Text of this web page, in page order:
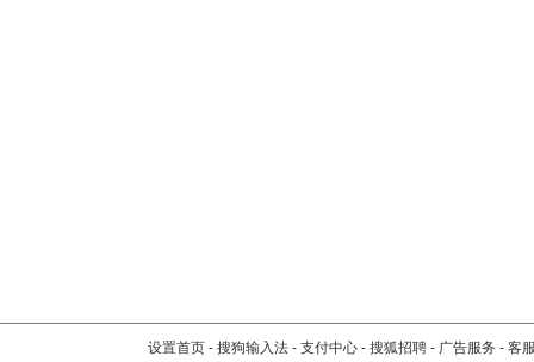
设置首页 - 搜狗输入法 - 支付中心 - 搜狐招聘 - 广告服务 - 客